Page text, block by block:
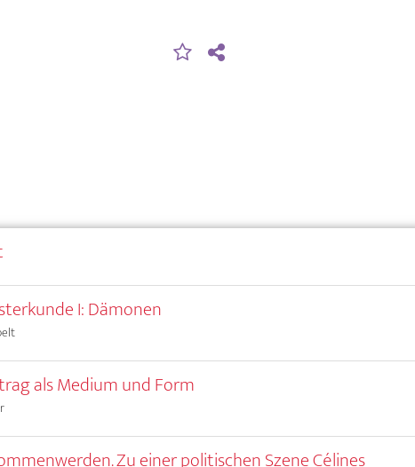
I: Dämonen
als Medium und Form
Zu einer politischen Szene Célines